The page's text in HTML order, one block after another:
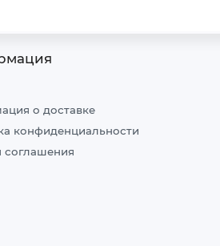
о доставке
конфиденциальности
соглашения